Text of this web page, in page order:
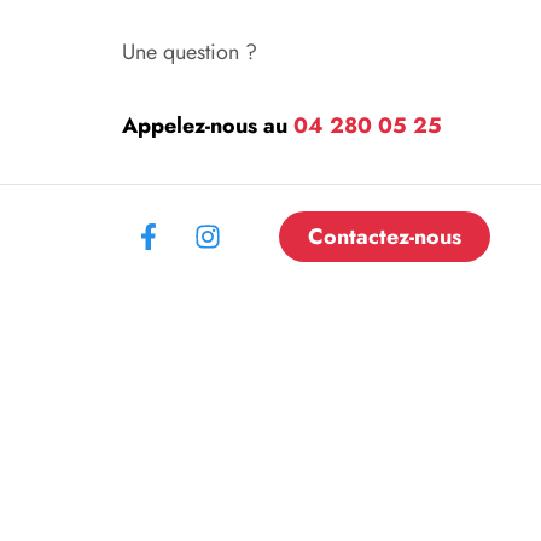
Une question ?
Appelez-nous au04 280 05 25
Contactez-nous